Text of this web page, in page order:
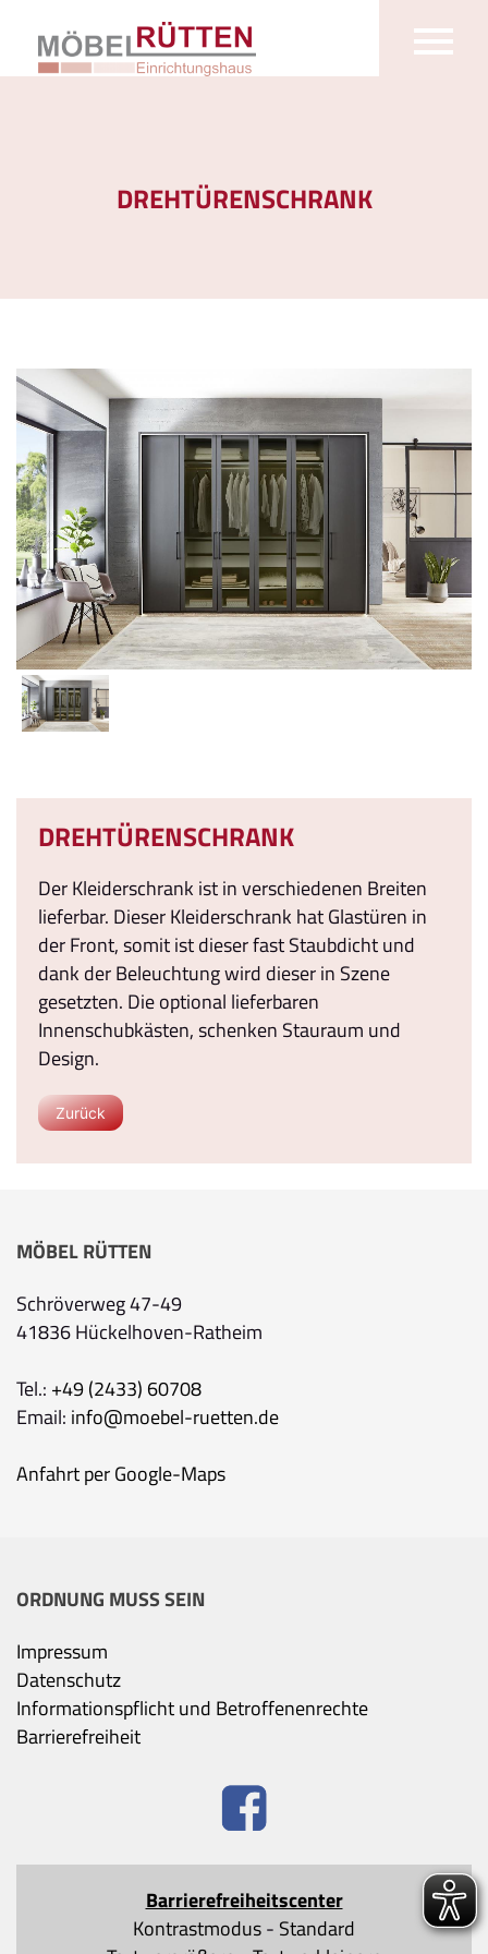
DREHTÜRENSCHRANK
DREHTÜRENSCHRANK
Der Kleiderschrank ist in verschiedenen Breiten
lieferbar. Dieser Kleiderschrank hat Glastüren in
der Front, somit ist dieser fast Staubdicht und
dank der Beleuchtung wird dieser in Szene
gesetzten. Die optional lieferbaren
Innenschubkästen, schenken Stauraum und
Design.
Zurück
MÖBEL RÜTTEN
Schröverweg 47-49
41836 Hückelhoven-Ratheim
Tel.: +49 (2433) 60708
Email: info@moebel-ruetten.de
Anfahrt per Google-Maps
ORDNUNG MUSS SEIN
Impressum
Datenschutz
Informationspflicht und Betroffenenrechte
Barrierefreiheit
Barrierefreiheitscenter
Kontrastmodus- Standard